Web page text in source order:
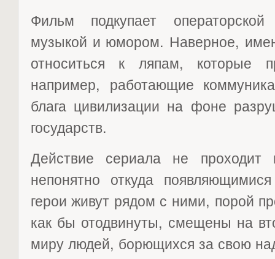
Фильм подкупает
музыкой и юмором. Наверное,
относиться к ляпам, которые
например, работающие
блага цивилизации на фоне
государств.
Действие сериала не
непонятно откуда
герои живут рядом с ними, порой
как бы отодвинуты, смещены на
миру людей, борющихся за свою